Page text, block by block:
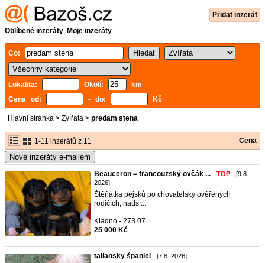
Přidat inzerát
Oblíbené inzeráty, Moje inzeráty
Co:
Lokalita: Okolí:
km
Cena od:
- do: Kč
Hlavní stránka > Zvířata > predam stena
1-11 inzerátů z 11 Cena
Nové inzeráty e-mailem
Beauceron = francouzský ovčák ... - TOP - [9.8.
2026]
Štěňátka pejsků po chovatelsky ověřených
rodičích, nads ...
Kladno - 273 07
25 000 Kč
taliansky španiel - [7.8. 2026]